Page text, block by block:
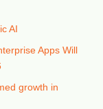
AI
Apps Will
growth in